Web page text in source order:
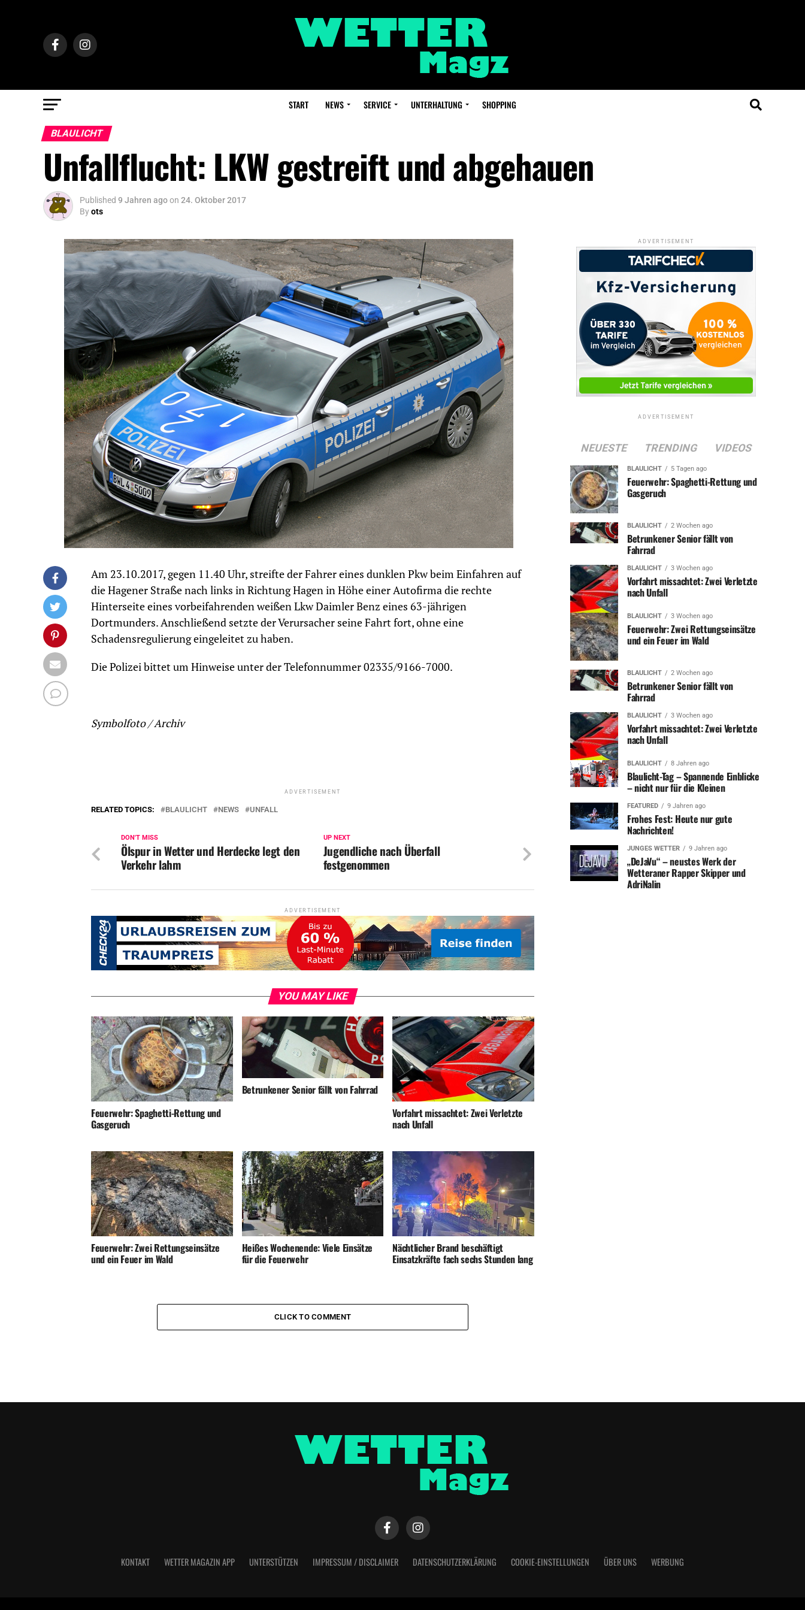
START NEWS SERVICE UNTERHALTUNG SHOPPING
BLAULICHT
Unfallflucht: LKW gestreift und abgehauen
Published 9 Jahren agoon 24. Oktober 2017
Byots
Am 23.10.2017, gegen 11.40 Uhr, streifte der Fahrer eines dunklen Pkw beim Einfahren auf
die Hagener Straße nach links in Richtung Hagen in Höhe einer Autofirma die rechte
Hinterseite eines vorbeifahrenden weißen Lkw Daimler Benz eines 63-jährigen
Dortmunders. Anschließend setzte der Verursacher seine Fahrt fort, ohne eine
Schadensregulierung eingeleitet zu haben.
Die Polizei bittet um Hinweise unter der Telefonnummer 02335/9166-7000.
Symbolfoto / Archiv
ADVERTISEMENT
RELATED TOPICS: BLAULICHT NEWS UNFALL
UP NEXT
Jugendliche nach Überfall
festgenommen
DON'T MISS
Ölspur in Wetter und Herdecke legt den
Verkehr lahm
ADVERTISEMENT
YOU MAY LIKE
Feuerwehr: Spaghetti-Rettung und
Gasgeruch
Betrunkener Senior fällt von Fahrrad
Vorfahrt missachtet: Zwei Verletzte
nach Unfall
Feuerwehr: Zwei Rettungseinsätze
und ein Feuer im Wald
Heißes Wochenende: Viele Einsätze
für die Feuerwehr
Nächtlicher Brand beschäftigt
Einsatzkräfte fach sechs Stunden lang
CLICK TO COMMENT
ADVERTISEMENT
ADVERTISEMENT
NEUESTE TRENDING VIDEOS
BLAULICHT 5 Tagen ago
Feuerwehr: Spaghetti-Rettung und
Gasgeruch
BLAULICHT 2 Wochen ago
Betrunkener Senior fällt von
Fahrrad
BLAULICHT 3 Wochen ago
Vorfahrt missachtet: Zwei Verletzte
nach Unfall
BLAULICHT 3 Wochen ago
Feuerwehr: Zwei Rettungseinsätze
und ein Feuer im Wald
BLAULICHT 2 Wochen ago
Betrunkener Senior fällt von
Fahrrad
BLAULICHT 3 Wochen ago
Vorfahrt missachtet: Zwei Verletzte
nach Unfall
BLAULICHT 8 Jahren ago
Blaulicht-Tag – Spannende Einblicke
– nicht nur für die Kleinen
FEATURED 9 Jahren ago
Frohes Fest: Heute nur gute
Nachrichten!
JUNGES WETTER 9 Jahren ago
„DeJaVu“ – neustes Werk der
Wetteraner Rapper Skipper und
AdriNalin
KONTAKT WETTER MAGAZIN APP UNTERSTÜTZEN IMPRESSUM / DISCLAIMER DATENSCHUTZERKLÄRUNG COOKIE-EINSTELLUNGEN ÜBER UNS WERBUNG